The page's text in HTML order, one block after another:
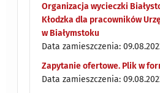
Organizacja wycieczki
Kłodzka dla pracowników
w Białymstoku
Data zamieszczenia:
Zapytanie ofertowe. Plik w
Data zamieszczenia: